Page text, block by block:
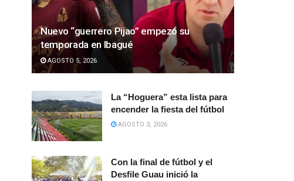
Nuevo “guerrero Pijao” empezó su
temporada en Ibagué
AGOSTO 5, 2026
La “Hoguera” esta lista para
encender la fiesta del fútbol
AGOSTO 3, 2026
Con la final de fútbol y el
Desfile Guau inició la